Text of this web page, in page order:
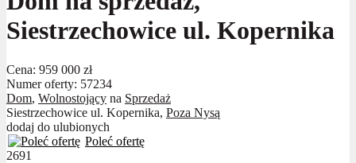
Siestrzechowice ul. Kopernika
Cena: 959 000 zł
Numer oferty: 57234
Dom, Wolnostojący na Sprzedaż
Siestrzechowice ul. Kopernika, Poza Nysą
dodaj do ulubionych
Poleć ofertę
2691